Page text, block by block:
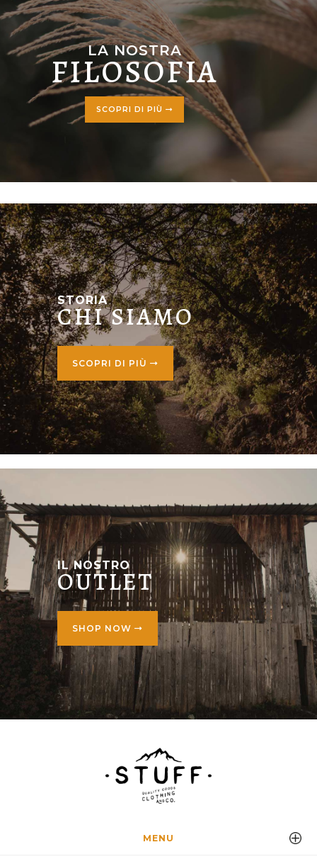
LA NOSTRA
FILOSOFIA
SCOPRI DI PIÙ
STORIA
CHI SIAMO
SCOPRI DI PIÙ
IL NOSTRO
OUTLET
SHOP NOW
MENU